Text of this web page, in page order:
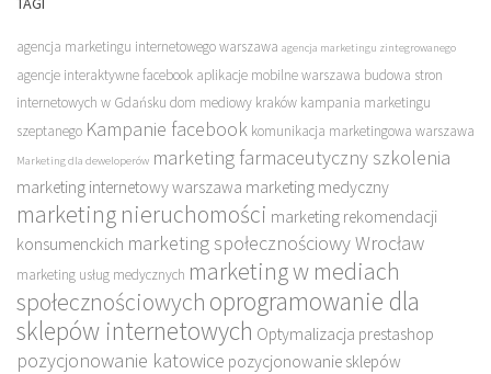
agencja marketingu internetowego warszawa agencja marketingu zintegrowanego
agencje interaktywne facebook aplikacje mobilne warszawa budowa stron
internetowych w Gdańsku dom mediowy kraków kampania marketingu
szeptanego Kampanie facebook komunikacja marketingowa warszawa
Marketing dla deweloperów marketing farmaceutyczny szkolenia
marketing internetowy warszawa marketing medyczny
marketing nieruchomości marketing rekomendacji
konsumenckich marketing społecznościowy Wrocław
marketing usług medycznych marketing w mediach
społecznościowych oprogramowanie dla
sklepów internetowych Optymalizacja prestashop
pozycjonowanie katowice pozycjonowanie sklepów